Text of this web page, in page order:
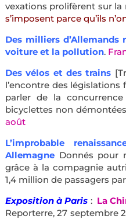
vexations prolifèrent sur la
s’imposent parce qu’ils
Des milliers
voiture et la pollution.
Des vélos et des trains
l’encontre des législations
parler de la
bicyclettes non
août
L’improbable
Allemagne Donnés pour
grâce à la compagnie
1,4 million de passagers
Exposition à Paris : La
Reporterre, 27 septembre